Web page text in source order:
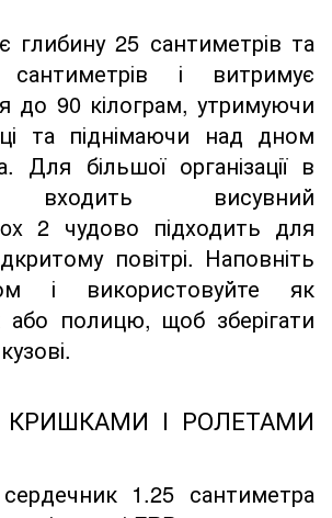
глибину 25 сантиметрів та
і витримує
до 90 кілограм, утримуючи
та піднімаючи над дном
Для більшої організації в
входить висувний
2 чудово підходить для
повітрі. Наповніть
і використовуйте як
або полицю, щоб зберігати
КРИШКАМИ І РОЛЕТАМИ
1.25 сантиметра